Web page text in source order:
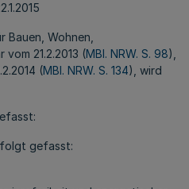
Bauen, Wohnen,
21.2.2013 (MBl. NRW. S. 98),
(MBl. NRW. S. 134), wird
gefasst: